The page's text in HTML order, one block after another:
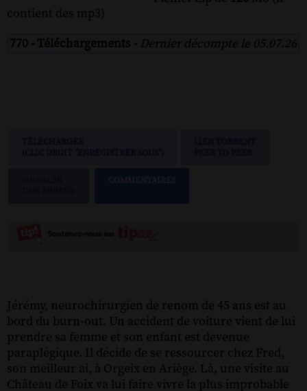
contient des mp3)
770 - Téléchargements - Dernier décompte le 05.07.26
Jérémy, neurochirurgien de renom de 45 ans est au
bord du burn-out. Un accident de voiture vient de lui
prendre sa femme et son enfant est devenue
paraplégique. Il décide de se ressourcer chez Fred,
son meilleur ai, à Orgeix en Ariège. Là, une visite au
Château de Foix va lui faire vivre la plus improbable